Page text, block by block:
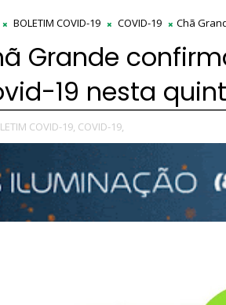
BOLETIM COVID-19 COVID-19 Chã
Grande
19 nesta
COVID-19, COVID-19,